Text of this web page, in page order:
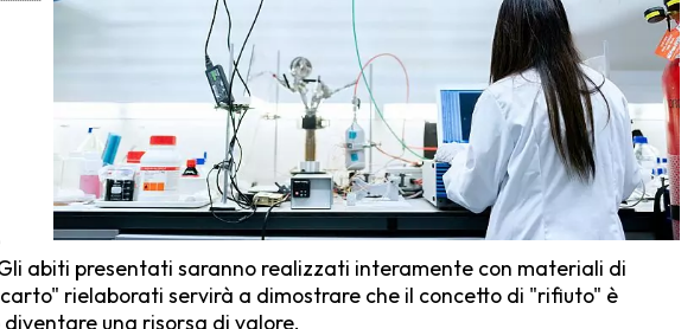
abiti presentati saranno realizzati interamente con materiali di
rielaborati servirà a dimostrare che il concetto di "rifiuto" è
una risorsa di valore.